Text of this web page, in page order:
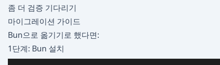
좀 더 검증 기다리기
마이그레이션 가이드
Bun으로 옮기기로 했다면:
1단계: Bun 설치